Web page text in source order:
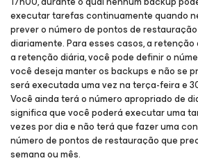
executar tarefas continuamente quando
prever o número de pontos de
diariamente. Para esses casos, a retenção
a retenção diária, você pode definir o
você deseja manter os backups e não se
será executada uma vez na terça-feira e
Você ainda terá o número apropriado de
significa que você poderá executar uma
vezes por dia e não terá que fazer uma
número de pontos de restauração que
semana ou mês.